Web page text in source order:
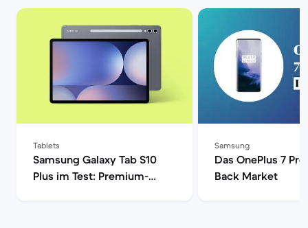
Tablets
Samsung Galaxy Tab S10
Plus im Test: Premium-
Samsung
Das OnePlus 7
Back Market